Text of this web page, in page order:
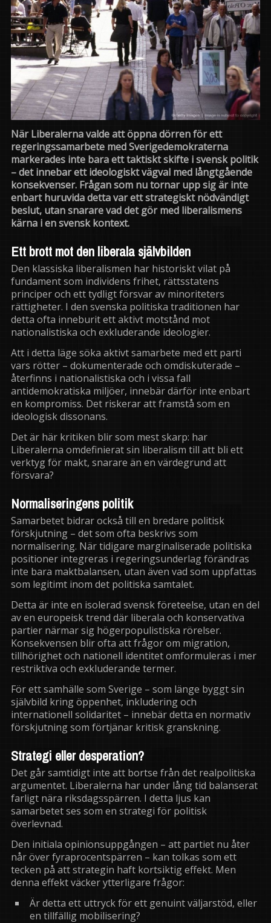
NärLiberalernavalde att öppna dörren för ett
regeringssamarbete medSverigedemokraterna
markerades inte bara ett taktiskt skifte i svensk politik
– det innebar ett ideologiskt vägval med långtgående
konsekvenser. Frågan som nu tornar upp sig är inte
enbart huruvida detta var ett strategiskt nödvändigt
beslut, utan snarare vad det gör med liberalismens
kärna i en svensk kontext.
Ett brott mot den liberala självbilden
Den klassiska liberalismen har historiskt vilat på
fundament som individens frihet, rättsstatens
principer och ett tydligt försvar av minoriteters
rättigheter. I den svenska politiska traditionen har
detta ofta inneburit ett aktivt motstånd mot
nationalistiska och exkluderande ideologier.
Att i detta läge söka aktivt samarbete med ett parti
vars rötter – dokumenterade och omdiskuterade –
återfinns i nationalistiska och i vissa fall
antidemokratiska miljöer, innebär därför inte enbart
en kompromiss. Det riskerar att framstå som en
ideologisk dissonans.
Det är här kritiken blir som mest skarp: har
Liberalerna omdefinierat sin liberalism till att bli ett
verktyg för makt, snarare än en värdegrund att
försvara?
Normaliseringens politik
Samarbetet bidrar också till en bredare politisk
förskjutning – det som ofta beskrivs som
normalisering. När tidigare marginaliserade politiska
positioner integreras i regeringsunderlag förändras
inte bara maktbalansen, utan även vad som uppfattas
som legitimt inom det politiska samtalet.
Detta är inte en isolerad svensk företeelse, utan en del
av en europeisk trend där liberala och konservativa
partier närmar sig högerpopulistiska rörelser.
Konsekvensen blir ofta att frågor om migration,
tillhörighet och nationell identitet omformuleras i mer
restriktiva och exkluderande termer.
För ett samhälle som Sverige – som länge byggt sin
självbild kring öppenhet, inkludering och
internationell solidaritet – innebär detta en normativ
förskjutning som förtjänar kritisk granskning.
Strategi eller desperation?
Det går samtidigt inte att bortse från det realpolitiska
argumentet. Liberalerna har under lång tid balanserat
farligt nära riksdagsspärren. I detta ljus kan
samarbetet ses som en strategi för politisk
överlevnad.
Den initiala opinionsuppgången – att partiet nu åter
når över fyraprocentspärren – kan tolkas som ett
tecken på att strategin haft kortsiktig effekt. Men
denna effekt väcker ytterligare frågor:
Är detta ett uttryck för ett genuint väljarstöd, eller
en tillfällig mobilisering?